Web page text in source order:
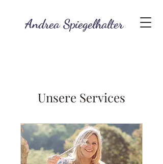
Andrea Spiegelhalter
Unsere Services